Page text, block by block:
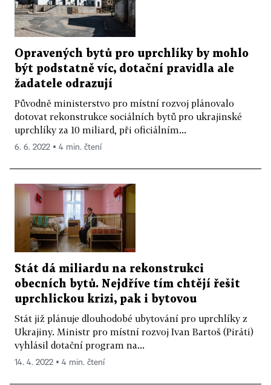
Opravených bytů pro uprchlíky by mohlo
být podstatně víc, dotační pravidla ale
žadatele odrazují
Původně ministerstvo pro místní rozvoj plánovalo
dotovat rekonstrukce sociálních bytů pro ukrajinské
uprchlíky za 10 miliard, při oficiálním...
6. 6. 2022 ▪ 4 min. čtení
Stát dá miliardu na rekonstrukci
obecních bytů. Nejdříve tím chtějí řešit
uprchlickou krizi, pak i bytovou
Stát již plánuje dlouhodobé ubytování pro uprchlíky z
Ukrajiny. Ministr pro místní rozvoj Ivan Bartoš (Piráti)
vyhlásil dotační program na...
14. 4. 2022 ▪ 4 min. čtení